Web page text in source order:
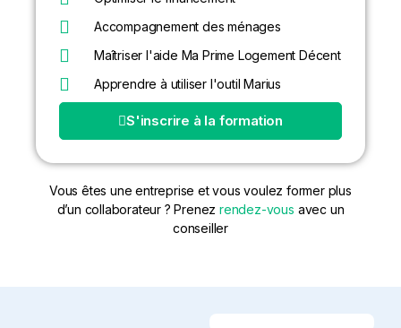
Accompagnement des ménages
Maîtriser l'aide Ma Prime Logement Décent
Apprendre à utiliser l'outil Marius
S'inscrire à la formation
Vous êtes une entreprise et vous voulez former plus
d’un collaborateur ? Prenezrendez-vous avec un
conseiller